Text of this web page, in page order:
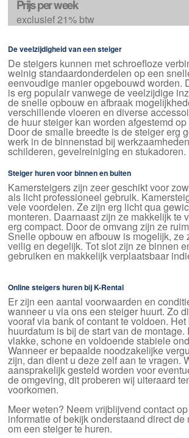
Prijs per week
exclusief 21% btw
De veelzijdigheid van een steiger
De steigers kunnen met schroefloze
weinig standaardonderdelen op een
eenvoudige manier opgebouwd worden.
is erg populair vanwege de veelzijdige
de snelle opbouw en afbraak
verschillende vloeren en diverse
de huur steiger kan worden afgestemd
Door de smalle breedte is de steiger erg
werk in de binnenstad bij
schilderen, gevelreiniging en stukadoren.
Steiger huren voor binnen en buiten
Kamersteigers zijn zeer geschikt voor
als licht professioneel gebruik.
vele voordelen. Ze zijn erg licht qua
monteren. Daarnaast zijn ze makkelijk te
erg compact. Door de omvang zijn ze
Snelle opbouw en afbouw is mogelijk, ze
veilig en degelijk. Tot slot zijn ze binnen
gebruiken en makkelijk verplaatsbaar
Online steigers huren bij K-Rental
Er zijn een aantal voorwaarden en
wanneer u via ons een steiger huurt. Zo
vooraf via bank of contant te voldoen.
huurdatum is bij de start van de montage.
vlakke, schone en voldoende stabiele
Wanneer er bepaalde noodzakelijke
zijn, dan dient u deze zelf aan te vragen.
aansprakelijk gesteld worden voor
de omgeving, dit proberen wij uiteraard
voorkomen.
Meer weten? Neem vrijblijvend contact
informatie of bekijk onderstaand direct de
om een steiger te huren.